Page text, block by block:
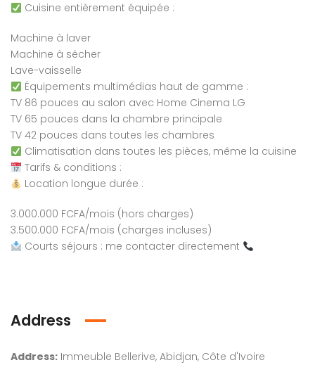
Cuisine entièrement équipée :
Machine à laver
Machine à sécher
Lave-vaisselle
Équipements multimédias haut de gamme :
TV 86 pouces au salon avec Home Cinema LG
TV 65 pouces dans la chambre principale
TV 42 pouces dans toutes les chambres
Climatisation dans toutes les pièces, même la cuisine
Tarifs & conditions :
Location longue durée :
3.000.000 FCFA/mois (hors charges)
3.500.000 FCFA/mois (charges incluses)
Courts séjours : me contacter directement
Address
Address: Immeuble Bellerive, Abidjan, Côte d'Ivoire